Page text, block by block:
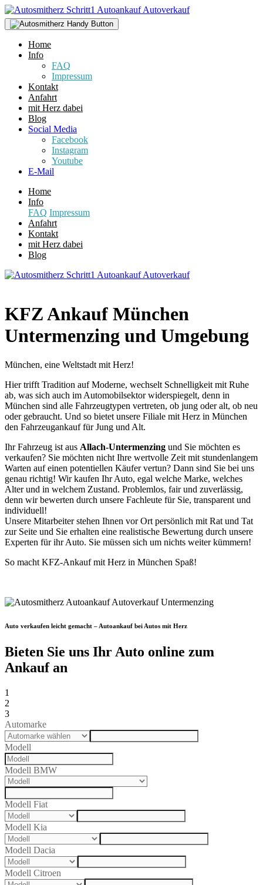
Home
Info
FAQ
Impressum
Kontakt
Anfahrt
mit Herz dabei
Blog
Social Media
Facebook
Instagram
Youtube
E-Mail
Home
Info
FAQ Impressum
Anfahrt
Kontakt
mit Herz dabei
Blog
KFZ Ankauf München
Untermenzing und Umgebung
München, eine Weltstadt mit Herz!
Hier trifft Tradition auf Moderne, wechselt Schnelligkeit mit Ruhe
ab, was sich auch im Automobilsektor widerspiegelt, denn in
München sind alle Fahrzeugtypen vertreten, ob jung oder alt, ob neu
oder gebraucht. Und so bietet unsere Filiale mit Herz in München
den Fahrzeugankauf für Jung und Alt.
Ihr Fahrzeug ist aus Allach-Untermenzing und Sie möchten es
verkaufen? Sie möchten nicht Ihre wertvolle Zeit mit stundenlangem
Warten auf einen potentiellen Käufer vertun? Dann sind Sie bei uns
genau richtig! Wir kaufen Ihr Auto, egal welche Marke, welches
Alter und in welchem Zustand. Problemlos, fair und zuverlässig,
denn wir bewerten durch unsere Fachleute für Sie, transparent und
individuell!
Unsere Mitarbeiter stehen Ihnen vor Ort persönlich mit Rat und Tat
zur Seite und Sie erhalten eine realistische Bewertung durch unsere
Experten für ihr Auto. Sie müssen sich um nichts weiter kümmern!
So macht KFZ-Ankauf mit Herz in München Spaß!
Auto verkaufen leicht gemacht – Autoankauf bei Autos mit Herz
Bieten Sie uns Ihr Auto online zum
Ankauf an
1
2
3
Automarke
Modell
Modell BMW
Modell Fiat
Modell Kia
Modell Dacia
Modell Citroen